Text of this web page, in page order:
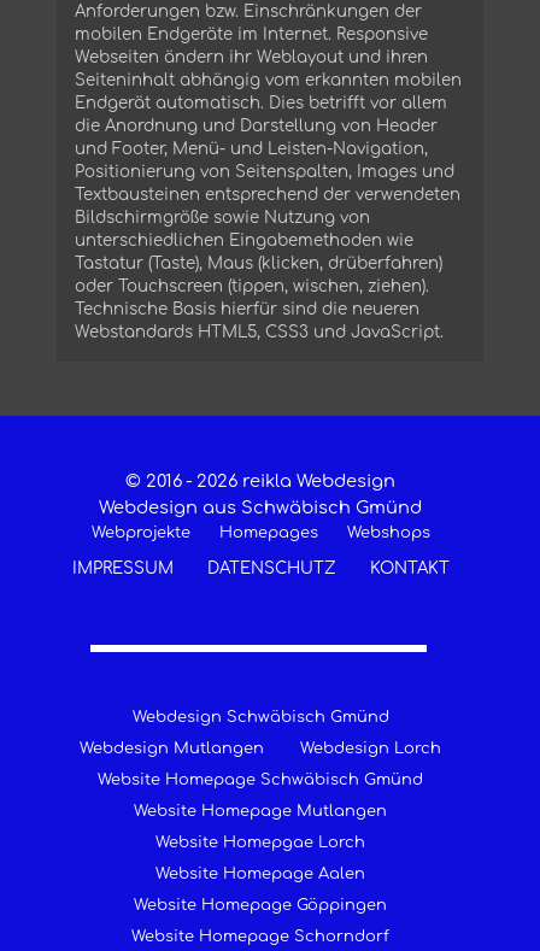
Anforderungen bzw. Einschränkungen der
mobilen Endgeräte im Internet. Responsive
Webseiten ändern ihr Weblayout und ihren
Seiteninhalt abhängig vom erkannten mobilen
Endgerät automatisch. Dies betrifft vor allem
die Anordnung und Darstellung von Header
und Footer, Menü- und Leisten-Navigation,
Positionierung von Seitenspalten, Images und
Textbausteinen entsprechend der verwendeten
Bildschirmgröße sowie Nutzung von
unterschiedlichen Eingabemethoden wie
Tastatur (Taste), Maus (klicken, drüberfahren)
oder Touchscreen (tippen, wischen, ziehen).
Technische Basis hierfür sind die neueren
Webstandards HTML5, CSS3 und JavaScript.
© 2016 - 2026 reikla Webdesign
Webdesign aus Schwäbisch Gmünd
Webprojekte Homepages Webshops
IMPRESSUM DATENSCHUTZ KONTAKT
Webdesign Schwäbisch Gmünd
Webdesign Mutlangen
Webdesign Lorch
Website Homepage Schwäbisch Gmünd
Website Homepage Mutlangen
Website Homepgae Lorch
Website Homepage Aalen
Website Homepage Göppingen
Website Homepage Schorndorf